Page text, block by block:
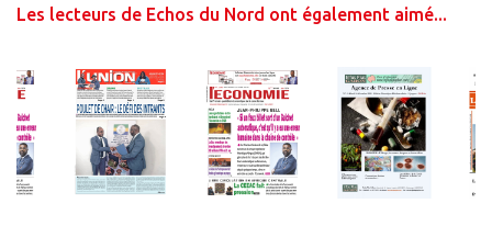
Les lecteurs de Echos du Nord ont également aimé...